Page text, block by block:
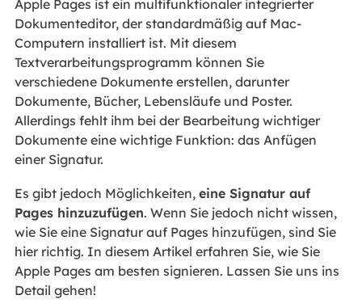
Apple Pages ist ein multifunktionaler integrierter
Dokumenteditor, der standardmäßig auf Mac-
Computern installiert ist. Mit diesem
Textverarbeitungsprogramm können Sie
verschiedene Dokumente erstellen, darunter
Dokumente, Bücher, Lebensläufe und Poster.
Allerdings fehlt ihm bei der Bearbeitung wichtiger
Dokumente eine wichtige Funktion: das Anfügen
einer Signatur.
Es gibt jedoch Möglichkeiten, eine Signatur auf
Pages hinzuzufügen. Wenn Sie jedoch nicht wissen,
wie Sie eine Signatur auf Pages hinzufügen, sind Sie
hier richtig. In diesem Artikel erfahren Sie, wie Sie
Apple Pages am besten signieren. Lassen Sie uns ins
Detail gehen!